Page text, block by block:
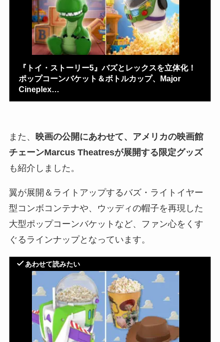
『トイ・ストーリー5』バズとレックスを立体化！
ポップコーンバケット＆ボトルカップ、Major
Cineplex…
また、 映画の公開にあわせて、アメリカの映画館
チェーンMarcus Theatresが展開する限定グッズ
も紹介しました。
翼が展開＆ライトアップするバズ・ライトイヤー
型コンボコンテナや、ウッディの帽子を再現した
大型ポップコーンバケットなど、ファン心をくす
ぐるラインナップとなっています。
あわせて読みたい